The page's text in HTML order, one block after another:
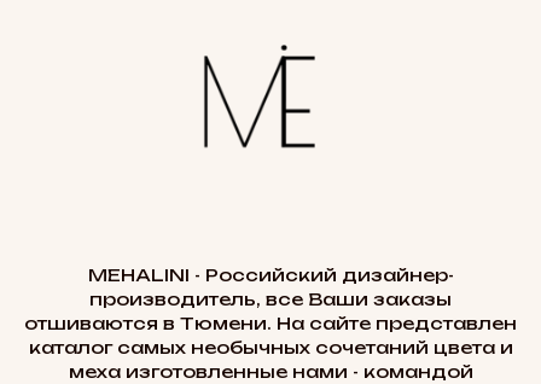
MEHALINI - Российский дизайнер-
производитель, все Ваши заказы
отшиваются в Тюмени. На сайте представлен
каталог самых необычных сочетаний цвета и
меха изготовленные нами - командой